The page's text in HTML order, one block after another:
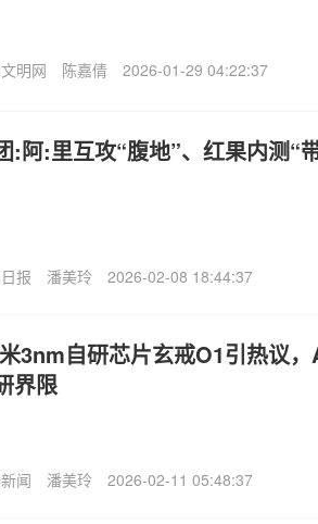
明网 陈嘉倩 2026-01-29 04:22:37
:阿:里互攻“腹地”、红果内测“
报 潘美玲 2026-02-08 18:44:37
3nm自研芯片玄戒O1引热议
界限
闻 潘美玲 2026-02-11 05:48:37